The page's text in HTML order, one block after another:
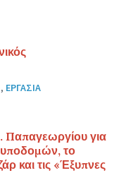
, ΕΡΓΑΣΙΑ
για
το
και τις «Έξυπνες